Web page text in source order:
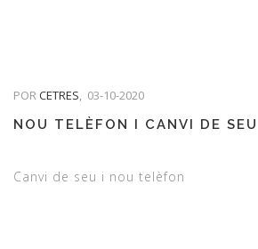
PORCETRES, 03-10-2020
NOU TELÈFON I CANVI DE SEU
Canvi de seu i nou telèfon